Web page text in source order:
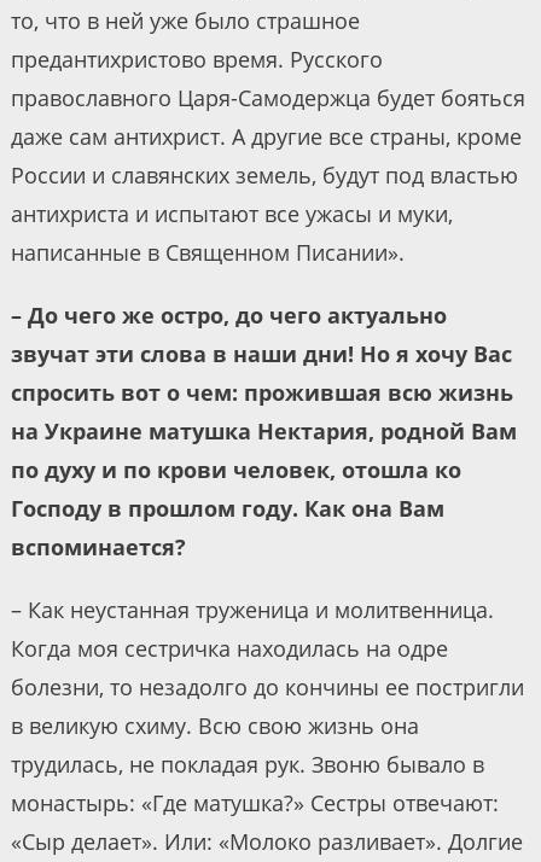
то, что в ней уже было страшное
предантихристово время. Русского
православного Царя-Самодержца будет бояться
даже сам антихрист. А другие все страны, кроме
России и славянских земель, будут под властью
антихриста и испытают все ужасы и муки,
написанные в Священном Писании».
– До чего же остро, до чего актуально
звучат эти слова в наши дни! Но я хочу Вас
спросить вот о чем: прожившая всю жизнь
на Украине матушка Нектария, родной Вам
по духу и по крови человек, отошла ко
Господу в прошлом году. Как она Вам
вспоминается?
– Как неустанная труженица и молитвенница.
Когда моя сестричка находилась на одре
болезни, то незадолго до кончины ее постригли
в великую схиму. Всю свою жизнь она
трудилась, не покладая рук. Звоню бывало в
монастырь: «Где матушка?» Сестры отвечают:
«Сыр делает». Или: «Молоко разливает». Долгие